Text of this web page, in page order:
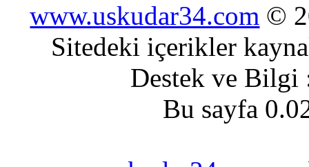
www.uskudar34.com ©
Sitedeki içerikler
Destek ve
Bu sayfa